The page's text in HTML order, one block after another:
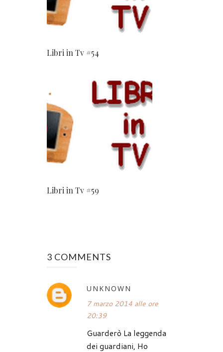
Libri in Tv #54
Libri in Tv #59
3 COMMENTS
UNKNOWN
7 marzo 2014 alle ore
20:39
Guarderò La leggenda
dei guardiani, Ho